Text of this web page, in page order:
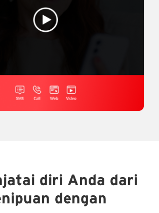
diri Anda dari
dengan